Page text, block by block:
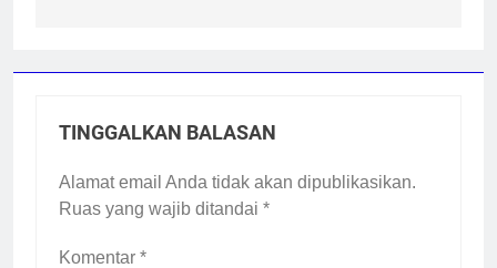
TINGGALKAN BALASAN
Alamat email Anda tidak akan dipublikasikan.
Ruas yang wajib ditandai *
Komentar *